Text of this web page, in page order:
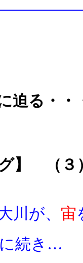
迫る・
グ】 （３
川が、 宙
に続き…